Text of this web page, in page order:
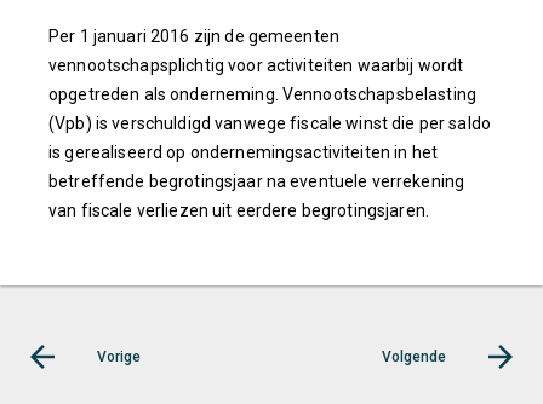
Per 1 januari 2016 zijn de gemeenten
vennootschapsplichtig voor activiteiten waarbij wordt
opgetreden als onderneming. Vennootschapsbelasting
(Vpb) is verschuldigd vanwege fiscale winst die per saldo
is gerealiseerd op ondernemingsactiviteiten in het
betreffende begrotingsjaar na eventuele verrekening
van fiscale verliezen uit eerdere begrotingsjaren.
Vorige Volgende